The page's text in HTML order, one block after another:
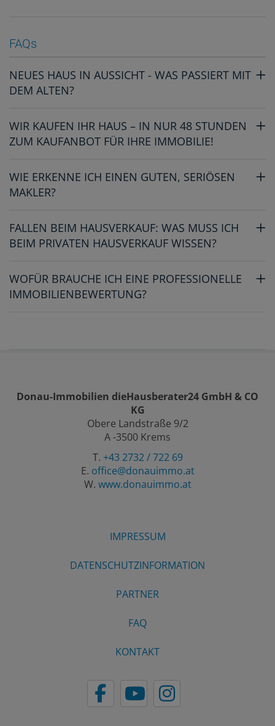
FAQs
NEUES HAUS IN AUSSICHT - WAS PASSIERT MIT
DEM ALTEN?
WIR KAUFEN IHR HAUS – IN NUR 48 STUNDEN
ZUM KAUFANBOT FÜR IHRE IMMOBILIE!
WIE ERKENNE ICH EINEN GUTEN, SERIÖSEN
MAKLER?
FALLEN BEIM HAUSVERKAUF: WAS MUSS ICH
BEIM PRIVATEN HAUSVERKAUF WISSEN?
WOFÜR BRAUCHE ICH EINE PROFESSIONELLE
IMMOBILIENBEWERTUNG?
Donau-Immobilien dieHausberater24 GmbH & CO
KG
Obere Landstraße 9/2
A -3500 Krems
T. +43 2732 / 722 69
E. office@donauimmo.at
W. www.donauimmo.at
IMPRESSUM
DATENSCHUTZINFORMATION
PARTNER
FAQ
KONTAKT